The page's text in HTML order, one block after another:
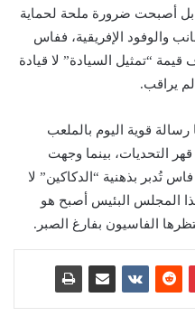
بل أصبحت ضرورة ملحة لحماية
والوفود الإفريقية، ففاس
“تمثيل السيادة” لا قيادة
يراقب.
قوية اليوم بالملعب
التحديات، بينما وجهت
تُدبر بذهنية “الدكاكين” لا
المجلس البئيس أصبح هو
الفاسيون بفارغ الصبر.